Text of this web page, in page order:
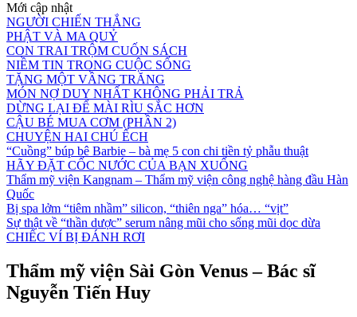
Mới cập nhật
NGƯỜI CHIẾN THẮNG
PHẬT VÀ MA QUỶ
CON TRAI TRỘM CUỐN SÁCH
NIỀM TIN TRONG CUỘC SỐNG
TẶNG MỘT VẦNG TRĂNG
MÓN NỢ DUY NHẤT KHÔNG PHẢI TRẢ
DỪNG LẠI ĐỂ MÀI RÌU SẮC HƠN
CẬU BÉ MUA CƠM (PHẦN 2)
CHUYỆN HAI CHÚ ẾCH
“Cuồng” búp bê Barbie – bà mẹ 5 con chi tiền tỷ phẫu thuật
HÃY ĐẶT CỐC NƯỚC CỦA BẠN XUỐNG
Thẩm mỹ viện Kangnam – Thẩm mỹ viện công nghệ hàng đầu Hàn
Quốc
Bị spa lởm “tiêm nhầm” silicon, “thiên nga” hóa… “vịt”
Sự thật về “thần dược” serum nâng mũi cho sống mũi dọc dừa
CHIẾC VÍ BỊ ĐÁNH RƠI
Thẩm mỹ viện Sài Gòn Venus – Bác sĩ
Nguyễn Tiến Huy